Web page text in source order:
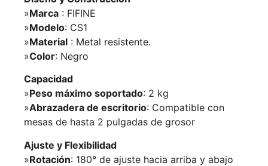
»Marca : FIFINE
»Modelo: CS1
»Material : Metal resistente.
»Color: Negro
Capacidad
»Peso máximo soportado: 2 kg
»Abrazadera de escritorio: Compatible con
mesas de hasta 2 pulgadas de grosor
Ajuste y Flexibilidad
»Rotación: 180° de ajuste hacia arriba y abajo